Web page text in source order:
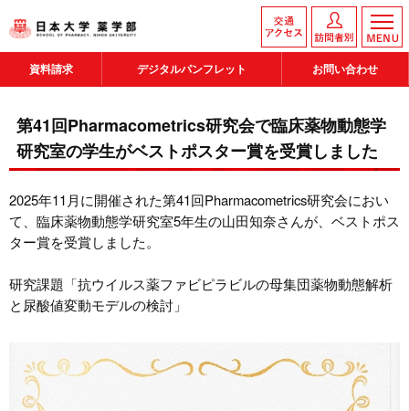
資料請求 デジタルパンフレット お問い合わせ
第41回Pharmacometrics研究会で臨床薬物動態学
研究室の学生がベストポスター賞を受賞しました
2025年11月に開催された第41回Pharmacometrics研究会におい
て、臨床薬物動態学研究室5年生の山田知奈さんが、ベストポス
ター賞を受賞しました。
研究課題「抗ウイルス薬ファビピラビルの母集団薬物動態解析
と尿酸値変動モデルの検討」